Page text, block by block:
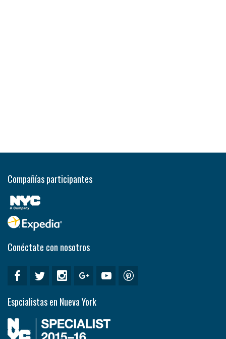
Compañías participantes
Conéctate con nosotros
Espcialistas en Nueva York